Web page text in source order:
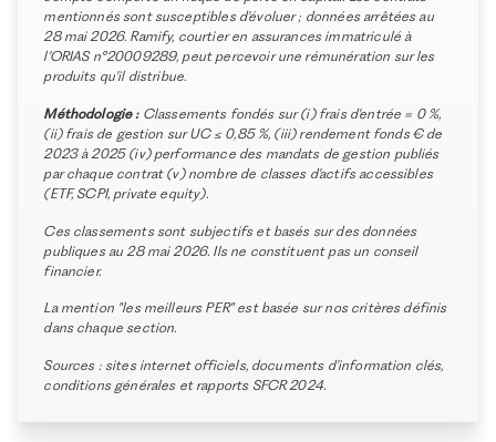
mentionnés sont susceptibles d'évoluer ; données arrêtées au
28 mai 2026. Ramify, courtier en assurances immatriculé à
l'ORIAS n°20009289, peut percevoir une rémunération sur les
produits qu'il distribue.
Méthodologie :Classements fondés sur (i) frais d'entrée = 0 %,
(ii) frais de gestion sur UC ≤ 0,85 %, (iii) rendement fonds € de
2023 à 2025 (iv) performance des mandats de gestion publiés
par chaque contrat (v) nombre de classes d'actifs accessibles
(ETF, SCPI, private equity).
Ces classements sont subjectifs et basés sur des données
publiques au 28 mai 2026. Ils ne constituent pas un conseil
financier.
La mention "les meilleurs PER" est basée sur nos critères définis
dans chaque section.
Sources : sites internet officiels, documents d'information clés,
conditions générales et rapports SFCR 2024.